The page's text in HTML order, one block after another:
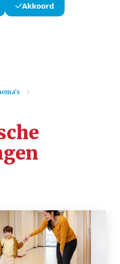
Akkoord